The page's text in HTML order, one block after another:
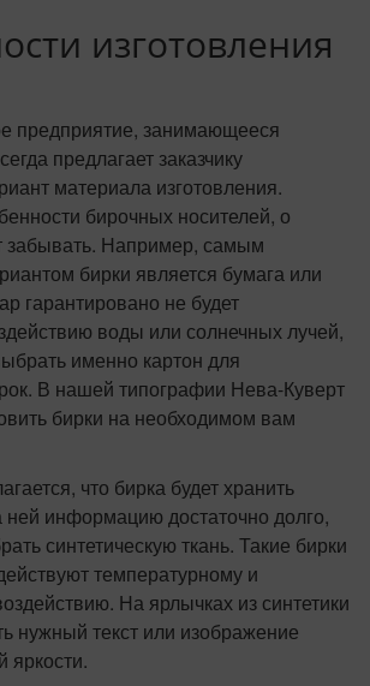
изготовления
предприятие, занимающееся
предлагает заказчику
материала изготовления.
бирочных носителей, о
забывать. Например, самым
бирки является бумага или
гарантировано не будет
воды или солнечных лучей,
именно картон для
В нашей типографии Нева-Куверт
бирки на необходимом вам
что бирка будет хранить
информацию достаточно долго,
синтетическую ткань. Такие бирки
температурному и
На ярлычках из синтетики
нужный текст или изображение
яркости.